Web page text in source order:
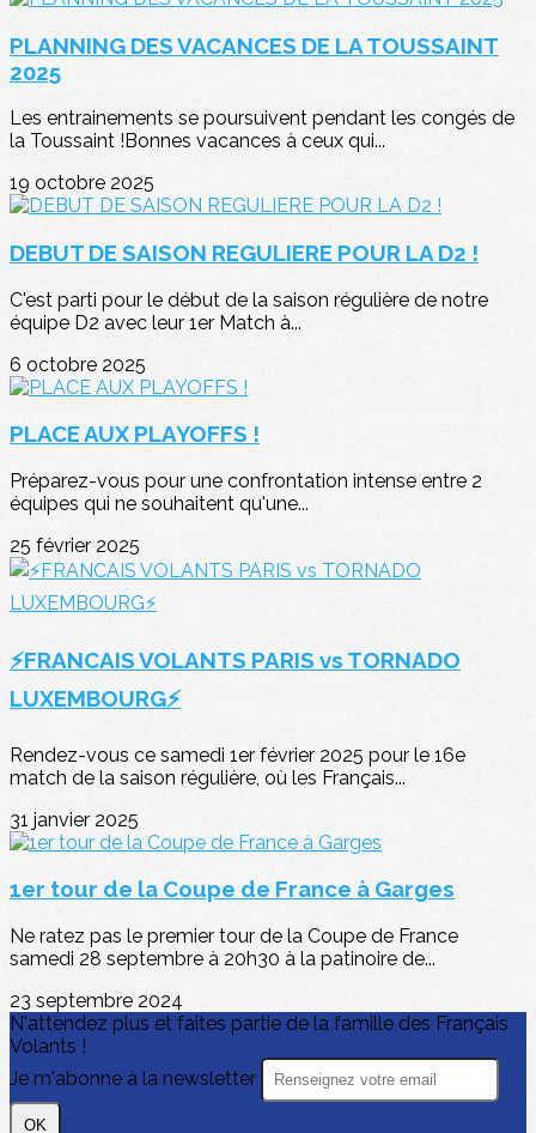
PLANNING DES VACANCES DE LA TOUSSAINT
2025
Les entrainements se poursuivent pendant les congés de
la Toussaint !Bonnes vacances à ceux qui...
19 octobre 2025
DEBUT DE SAISON REGULIERE POUR LA D2 !
C'est parti pour le début de la saison régulière de notre
équipe D2 avec leur 1er Match à...
6 octobre 2025
PLACE AUX PLAYOFFS !
Préparez-vous pour une confrontation intense entre 2
équipes qui ne souhaitent qu'une...
25 février 2025
⚡FRANCAIS VOLANTS PARIS vs TORNADO
LUXEMBOURG⚡
Rendez-vous ce samedi 1er février 2025 pour le 16e
match de la saison régulière, où les Français...
31 janvier 2025
1er tour de la Coupe de France à Garges
Ne ratez pas le premier tour de la Coupe de France
samedi 28 septembre à 20h30 à la patinoire de...
23 septembre 2024
N'attendez plus et faites partie de la famille des Français
Volants !
Je m'abonne à la newsletter
OK